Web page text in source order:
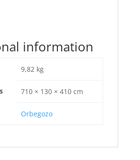
information
9,82 kg
710 × 130 × 410 cm
Orbegozo